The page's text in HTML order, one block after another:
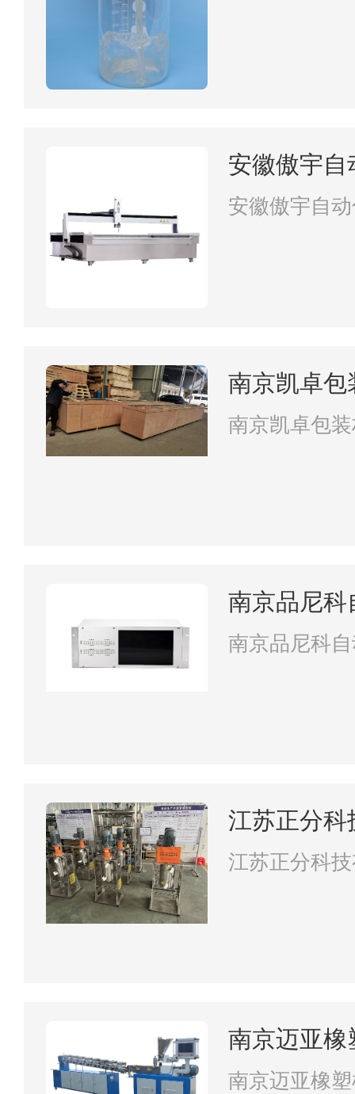
安徽傲宇
公司
安徽傲宇自
南京凯卓包
南京凯卓包
南京品尼科
南京品尼科
江苏正分科
江苏正分科
南京迈亚橡
司
南京迈亚橡